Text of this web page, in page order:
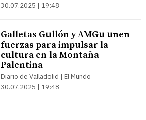
30.07.2025 | 19:48
Galletas Gullón y AMGu unen
fuerzas para impulsar la
cultura en la Montaña
Palentina
Diario de Valladolid | El Mundo
30.07.2025 | 19:48